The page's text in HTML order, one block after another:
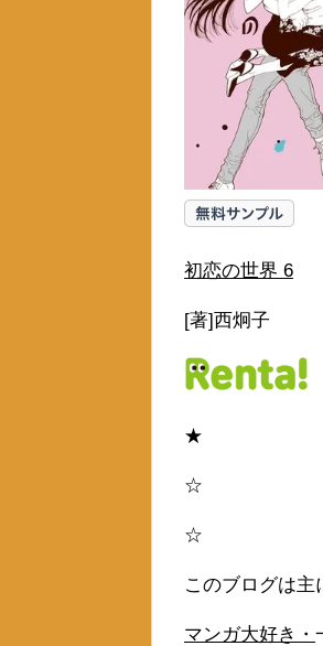
初恋の世界 6
[著]西炯子
★
☆
☆
このブログは主
マンガ大好き・